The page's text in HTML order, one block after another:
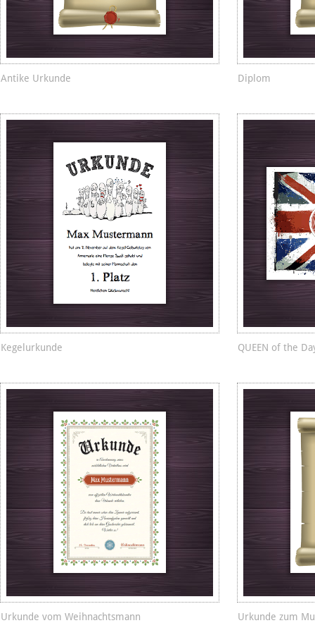
Antike Urkunde Diplom
Kegelurkunde QUEEN of the
Urkunde vom Weihnachtsmann Urkunde zum